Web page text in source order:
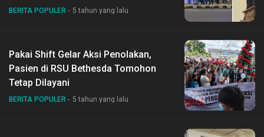
Tomohon
BERITA POPULER 5 tahun yang lalu
Pakai Shift Gelar Aksi Penolakan,
Pasien di RSU Bethesda Tomohon
Tetap Dilayani
BERITA POPULER 5 tahun yang lalu